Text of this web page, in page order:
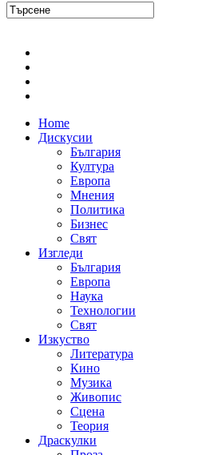
Home
Дискусии
България
Култура
Европа
Мнения
Политика
Бизнес
Свят
Изгледи
България
Европа
Наука
Технологии
Свят
Изкуство
Литература
Кино
Музика
Живопис
Сцена
Теория
Драскулки